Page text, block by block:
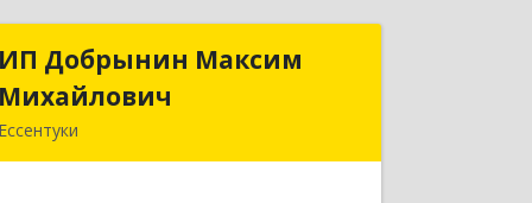
ИП Добрынин Максим
Михайлович
Ессентуки
ИП Добрынин Максим